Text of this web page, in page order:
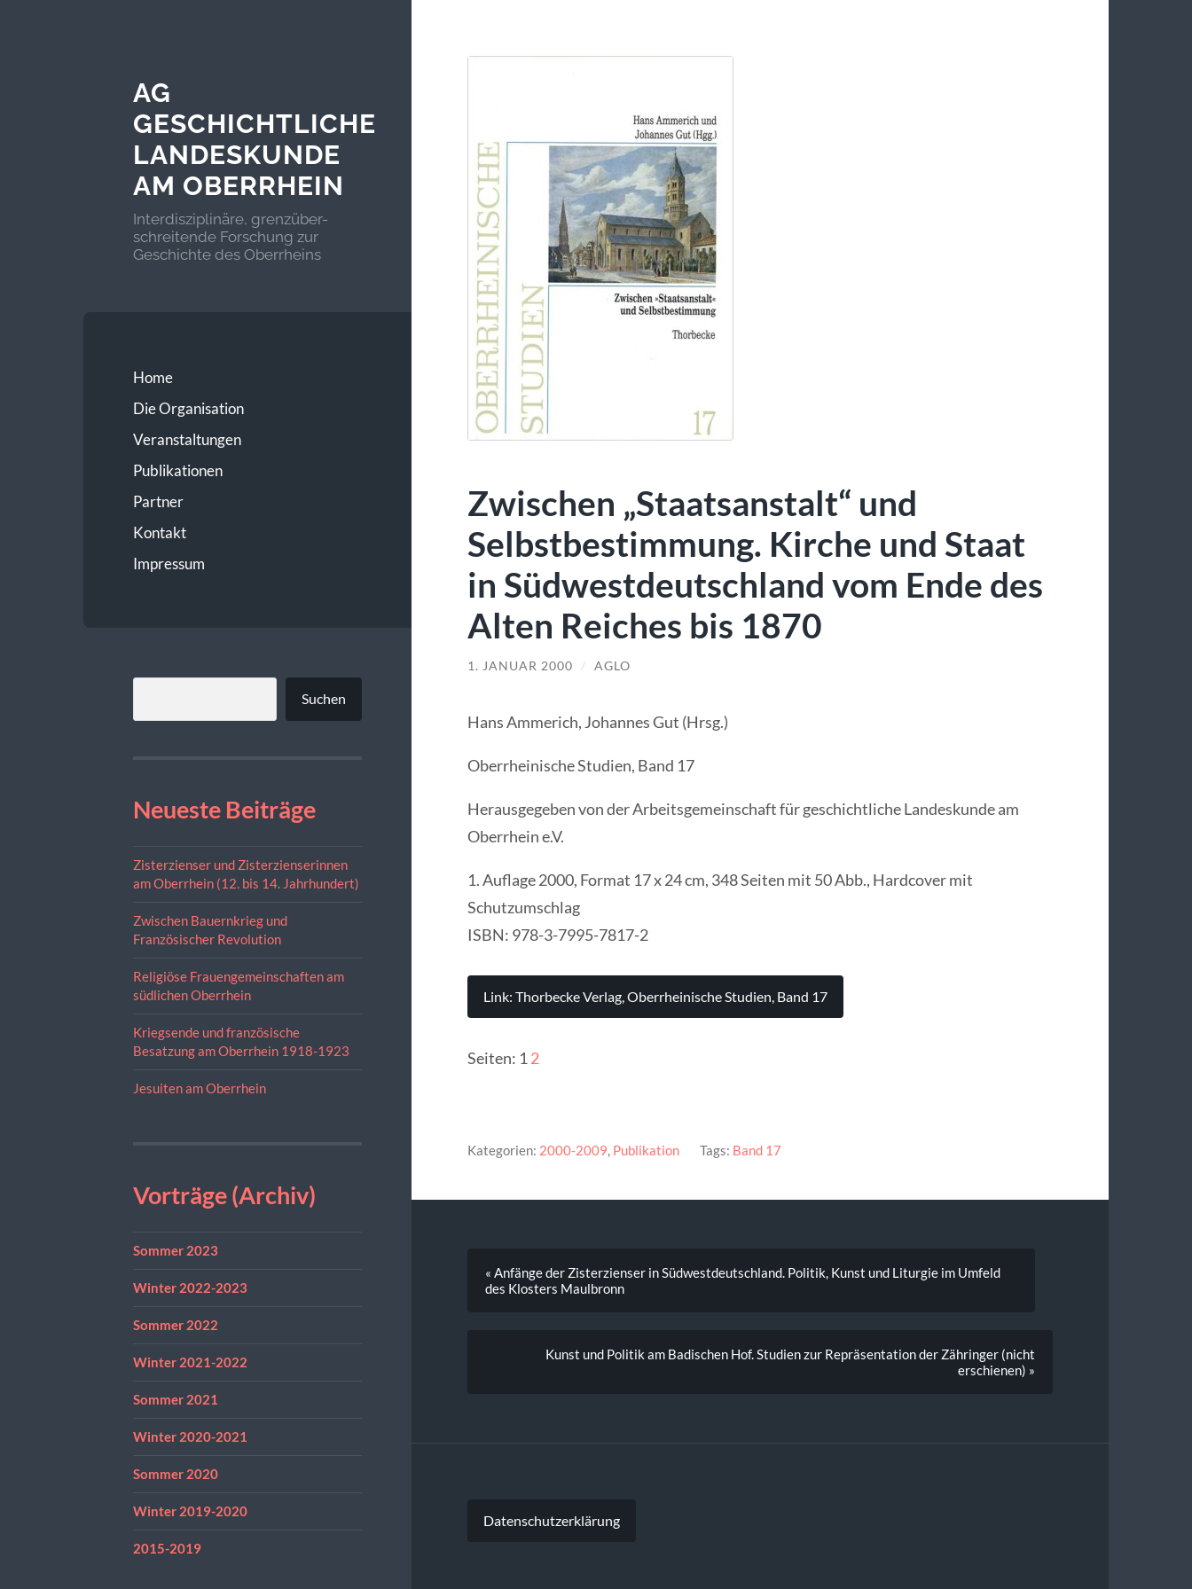
AG
GESCHICHTLICHE
LANDESKUNDE
AM OBERRHEIN
Interdisziplinäre, grenzüber-
schreitende Forschung zur
Geschichte des Oberrheins
Home
Die Organisation
Veranstaltungen
Publikationen
Partner
Kontakt
Impressum
SUCHEN
Suchen
Neueste Beiträge
Zisterzienser und Zisterzienserinnen
am Oberrhein (12. bis 14. Jahrhundert)
Zwischen Bauernkrieg und
Französischer Revolution
Religiöse Frauengemeinschaften am
südlichen Oberrhein
Kriegsende und französische
Besatzung am Oberrhein 1918-1923
Jesuiten am Oberrhein
Vorträge (Archiv)
Sommer 2023
Winter 2022-2023
Sommer 2022
Winter 2021-2022
Sommer 2021
Winter 2020-2021
Sommer 2020
Winter 2019-2020
2015-2019
Zwischen „Staatsanstalt“ und
Selbstbestimmung. Kirche und Staat
in Südwestdeutschland vom Ende des
Alten Reiches bis 1870
1. JANUAR 2000 / AGLO
Hans Ammerich, Johannes Gut (Hrsg.)
Oberrheinische Studien, Band 17
Herausgegeben von der Arbeitsgemeinschaft für geschichtliche Landeskunde am
Oberrhein e.V.
1. Auflage 2000, Format 17 x 24 cm, 348 Seiten mit 50 Abb., Hardcover mit
Schutzumschlag
ISBN: 978-3-7995-7817-2
Link: Thorbecke Verlag, Oberrheinische Studien, Band 17
Seiten: 12
Kategorien: 2000-2009, Publikation Tags: Band 17
« Anfänge der Zisterzienser in Südwestdeutschland. Politik, Kunst und Liturgie im Umfeld
des Klosters Maulbronn
Kunst und Politik am Badischen Hof. Studien zur Repräsentation der Zähringer (nicht
erschienen) »
Datenschutzerklärung